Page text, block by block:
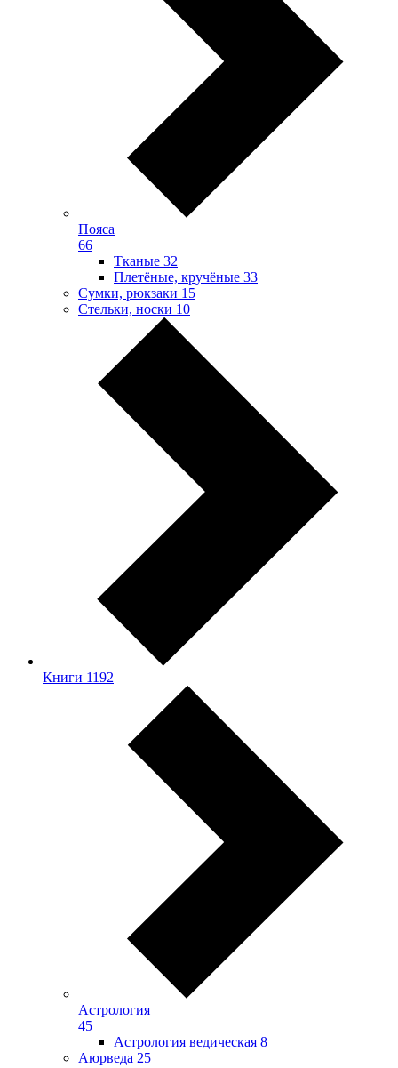
Пояса
66
Тканые 32
Плетёные, кручёные 33
Сумки, рюкзаки 15
Стельки, носки 10
Книги 1192
Астрология
45
Астрология ведическая 8
Аюрведа 25